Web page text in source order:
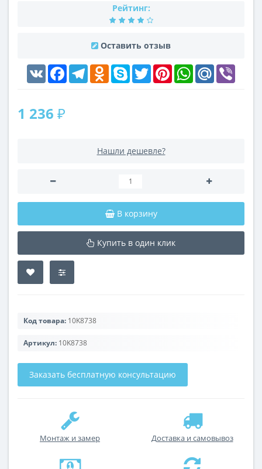
Рейтинг:
Оставить отзыв
VK FacebookTelegramOdnoklassniki
Skype Twitter PinterestWhatsAppMail.Ru
1 236 ₽
Нашли дешевле?
В корзину
Купить в один клик
Код товара: 10K8738
Артикул: 10K8738
Заказать бесплатную консультацию
Монтаж и замер Доставка и самовывоз